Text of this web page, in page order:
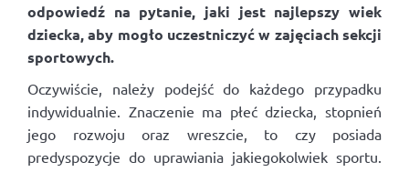
odpowiedź na pytanie, jaki jest najlepszy wiek
dziecka, aby mogło uczestniczyć w zajęciach sekcji
sportowych.
Oczywiście, należy podejść do każdego przypadku
indywidualnie. Znaczenie ma płeć dziecka, stopnień
jego rozwoju oraz wreszcie, to czy posiada
predyspozycje do uprawiania jakiegokolwiek sportu.